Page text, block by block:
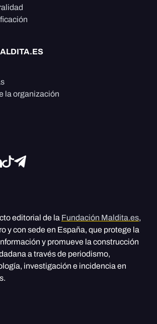
la organización
editorial de la Fundación Maldita.es,
y con sede en España, que protege la
y promueve la construcción
a través de periodismo,
investigación e incidencia en